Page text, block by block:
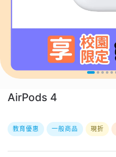
AirPods 4
教育優惠 一般商品 現折